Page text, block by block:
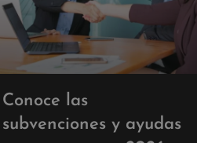
Conoce las
subvenciones y ayudas